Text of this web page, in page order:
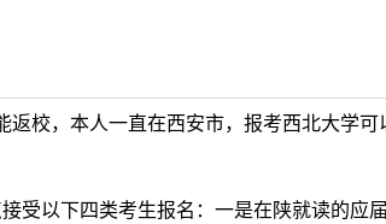
校，本人一直在西安市，报考西北大学
以下四类考生报名：一是在陕就读的应